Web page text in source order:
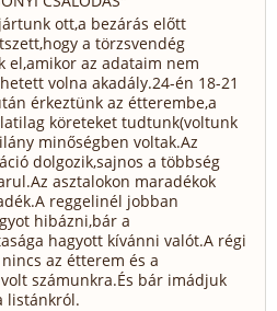
ott,a bezárás előtt
a törzsvendég
el,amikor az adataim nem
volna akadály.24-én 18-21
érkeztünk az étterembe,a
köreteket tudtunk(voltunk
minőségben voltak.Az
dolgozik,sajnos a többség
asztalokon maradékok
reggelinél jobban
hibázni,bár a
hagyott kívánni valót.A régi
az étterem és a
számunkra.És bár imádjuk
listánkról.